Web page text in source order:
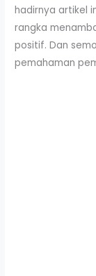
hadirnya artikel
rangka
positif. Dan
pemahaman